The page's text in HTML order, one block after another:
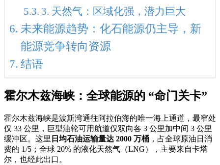
3. 天然气：区域化强，潜力巨大
未来能源趋势：化石能源仍主导，新
能源竞争转向资源
结语
霍尔木兹海峡：全球能源的 “命门关卡”
霍尔木兹海峡是波斯湾通往阿拉伯海的唯一海上通道，最窄处
仅 33 公里，巨型油轮可用航道仅双向各 3 公里加中间 3 公里
缓冲区。这里 日均石油运输量达 2000 万桶 ，占全球原油日消
费的 1/5；全球 20% 的液化天然气（LNG），主要来自卡塔
尔，也经此出口。